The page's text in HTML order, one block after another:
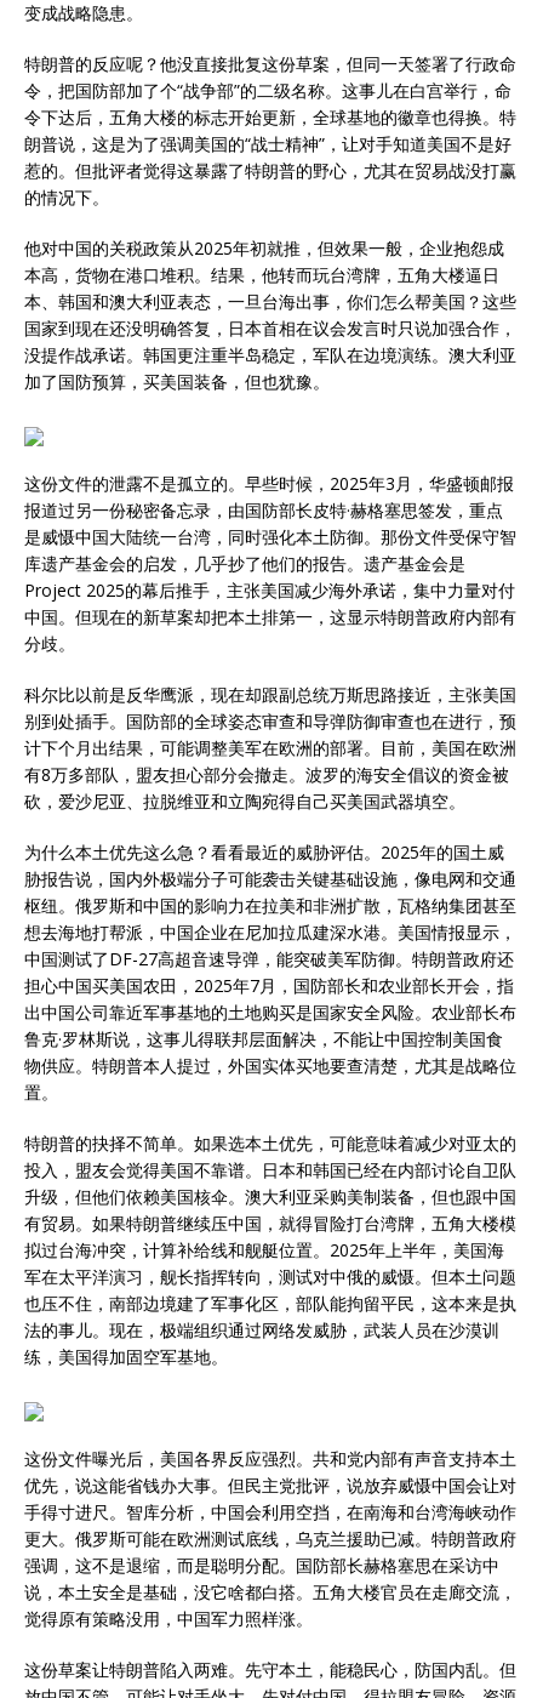
变成战略隐患。
特朗普的反应呢？他没直接批复这份草案，但同一天签署了行政命
令，把国防部加了个“战争部”的二级名称。这事儿在白宫举行，命
令下达后，五角大楼的标志开始更新，全球基地的徽章也得换。特
朗普说，这是为了强调美国的“战士精神”，让对手知道美国不是好
惹的。但批评者觉得这暴露了特朗普的野心，尤其在贸易战没打赢
的情况下。
他对中国的关税政策从2025年初就推，但效果一般，企业抱怨成
本高，货物在港口堆积。结果，他转而玩台湾牌，五角大楼逼日
本、韩国和澳大利亚表态，一旦台海出事，你们怎么帮美国？这些
国家到现在还没明确答复，日本首相在议会发言时只说加强合作，
没提作战承诺。韩国更注重半岛稳定，军队在边境演练。澳大利亚
加了国防预算，买美国装备，但也犹豫。
这份文件的泄露不是孤立的。早些时候，2025年3月，华盛顿邮报
报道过另一份秘密备忘录，由国防部长皮特·赫格塞思签发，重点
是威慑中国大陆统一台湾，同时强化本土防御。那份文件受保守智
库遗产基金会的启发，几乎抄了他们的报告。遗产基金会是
Project 2025的幕后推手，主张美国减少海外承诺，集中力量对付
中国。但现在的新草案却把本土排第一，这显示特朗普政府内部有
分歧。
科尔比以前是反华鹰派，现在却跟副总统万斯思路接近，主张美国
别到处插手。国防部的全球姿态审查和导弹防御审查也在进行，预
计下个月出结果，可能调整美军在欧洲的部署。目前，美国在欧洲
有8万多部队，盟友担心部分会撤走。波罗的海安全倡议的资金被
砍，爱沙尼亚、拉脱维亚和立陶宛得自己买美国武器填空。
为什么本土优先这么急？看看最近的威胁评估。2025年的国土威
胁报告说，国内外极端分子可能袭击关键基础设施，像电网和交通
枢纽。俄罗斯和中国的影响力在拉美和非洲扩散，瓦格纳集团甚至
想去海地打帮派，中国企业在尼加拉瓜建深水港。美国情报显示，
中国测试了DF-27高超音速导弹，能突破美军防御。特朗普政府还
担心中国买美国农田，2025年7月，国防部长和农业部长开会，指
出中国公司靠近军事基地的土地购买是国家安全风险。农业部长布
鲁克·罗林斯说，这事儿得联邦层面解决，不能让中国控制美国食
物供应。特朗普本人提过，外国实体买地要查清楚，尤其是战略位
置。
特朗普的抉择不简单。如果选本土优先，可能意味着减少对亚太的
投入，盟友会觉得美国不靠谱。日本和韩国已经在内部讨论自卫队
升级，但他们依赖美国核伞。澳大利亚采购美制装备，但也跟中国
有贸易。如果特朗普继续压中国，就得冒险打台湾牌，五角大楼模
拟过台海冲突，计算补给线和舰艇位置。2025年上半年，美国海
军在太平洋演习，舰长指挥转向，测试对中俄的威慑。但本土问题
也压不住，南部边境建了军事化区，部队能拘留平民，这本来是执
法的事儿。现在，极端组织通过网络发威胁，武装人员在沙漠训
练，美国得加固空军基地。
这份文件曝光后，美国各界反应强烈。共和党内部有声音支持本土
优先，说这能省钱办大事。但民主党批评，说放弃威慑中国会让对
手得寸进尺。智库分析，中国会利用空挡，在南海和台湾海峡动作
更大。俄罗斯可能在欧洲测试底线，乌克兰援助已减。特朗普政府
强调，这不是退缩，而是聪明分配。国防部长赫格塞思在采访中
说，本土安全是基础，没它啥都白搭。五角大楼官员在走廊交流，
觉得原有策略没用，中国军力照样涨。
这份草案让特朗普陷入两难。先守本土，能稳民心，防国内乱。但